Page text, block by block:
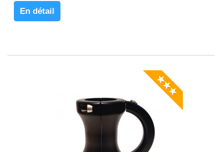
En détail
★★★